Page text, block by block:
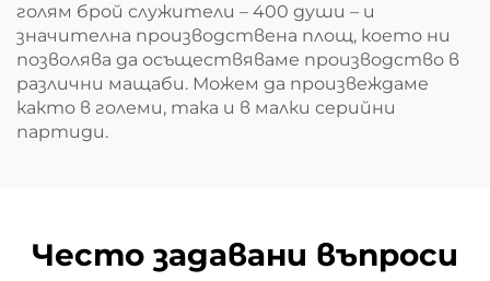
голям брой служители – 400 души – и
значителна производствена площ, което ни
позволява да осъществяваме производство в
различни мащаби. Можем да произвеждаме
както в големи, така и в малки серийни
партиди.
Често задавани въпроси